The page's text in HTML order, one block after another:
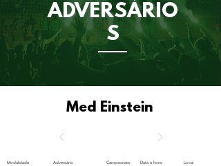
ADVERSÁRIO
S
Med Einstein
Modalidade Adversário Campeonato Data e hora Local